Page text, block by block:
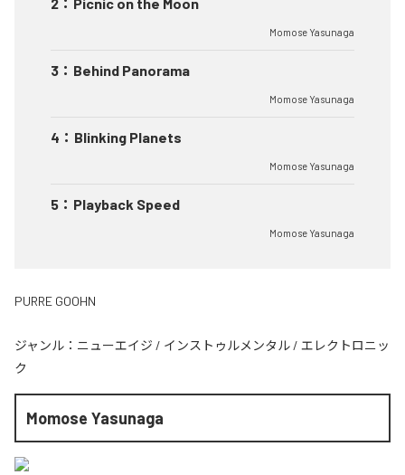
Momose Yasunaga
3 ： Behind Panorama
Momose Yasunaga
4 ： Blinking Planets
Momose Yasunaga
5 ： Playback Speed
Momose Yasunaga
PURRE GOOHN
ジャンル： ニューエイジ / インストゥルメンタル / エレクトロニッ
ク
Momose Yasunaga